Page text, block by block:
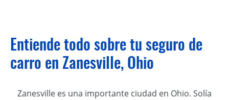
Entiende todo sobre tu seguro de
carro en Zanesville, Ohio
Zanesville es una importante ciudad en Ohio. Solía